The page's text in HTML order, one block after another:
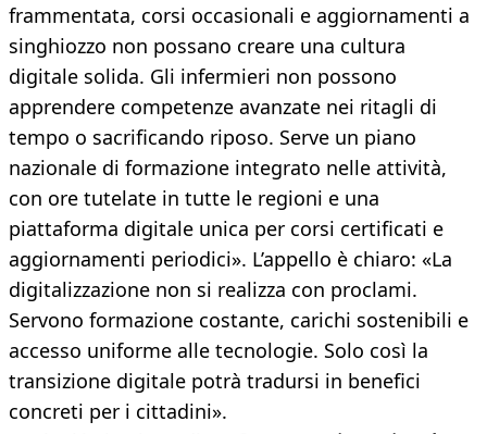
frammentata, corsi occasionali e aggiornamenti a
singhiozzo non possano creare una cultura
digitale solida. Gli infermieri non possono
apprendere competenze avanzate nei ritagli di
tempo o sacrificando riposo. Serve un piano
nazionale di formazione integrato nelle attività,
con ore tutelate in tutte le regioni e una
piattaforma digitale unica per corsi certificati e
aggiornamenti periodici». L’appello è chiaro: «La
digitalizzazione non si realizza con proclami.
Servono formazione costante, carichi sostenibili e
accesso uniforme alle tecnologie. Solo così la
transizione digitale potrà tradursi in benefici
concreti per i cittadini».